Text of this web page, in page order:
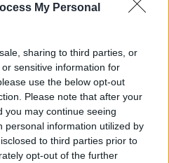
My Personal
sharing to third parties, or
sensitive information for
use the below opt-out
Please note that after your
you may continue seeing
personal information utilized by
to third parties prior to
opt-out of the further